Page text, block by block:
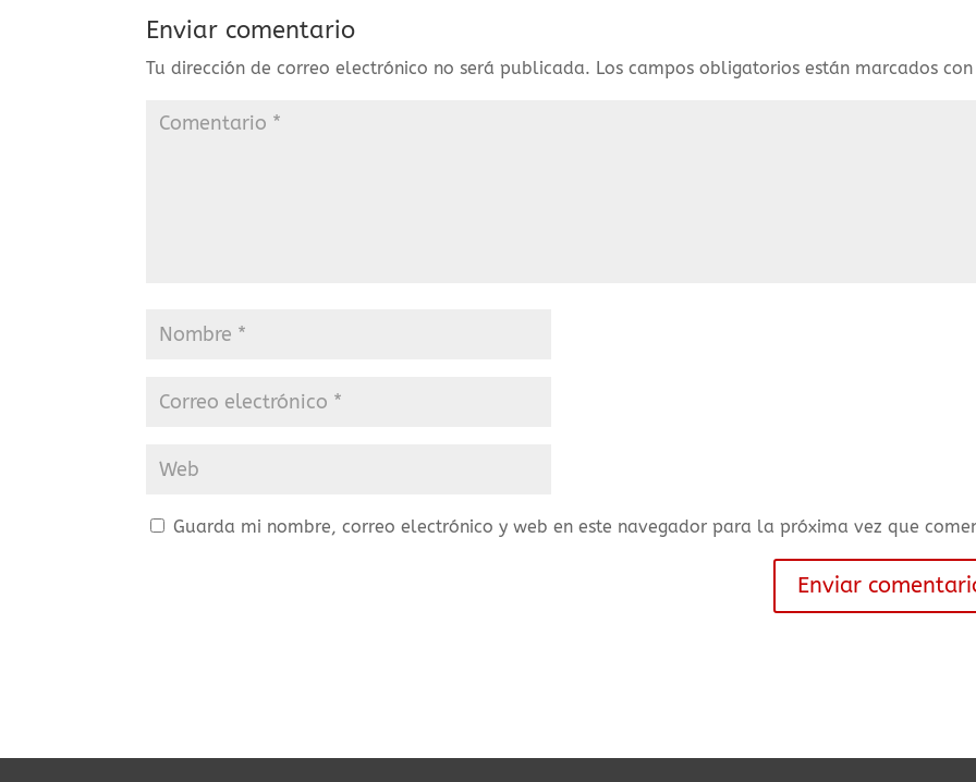
Enviar comentario
Tu dirección de correo electrónico no será publicada. Los campos obligatorios están marcados
Guarda mi nombre, correo electrónico y web en este navegador para la próxima vez que